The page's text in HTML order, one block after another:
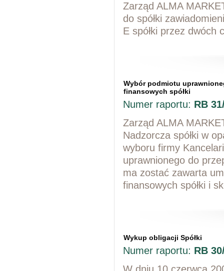
Zarząd ALMA
do spółki
E spółki przez dwóch
Wybór podmiotu
finansowych spółki
Numer raportu: RB
Zarząd ALMA
Nadzorcza spółki w
wyboru firmy
uprawnionego do
ma zostać zawarta
finansowych spółki i
Wykup obligacji Spółki
Numer raportu: RB